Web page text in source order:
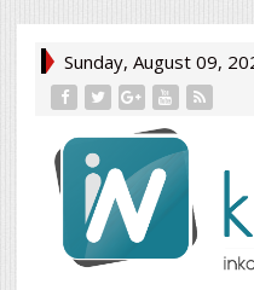
Sunday, August 09,